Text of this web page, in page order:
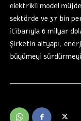
elektrikli model
sektörde ve 37 bin
itibarıyla 6 milyar
Şirketin altyapı,
büyümeyi sürdürmeyi